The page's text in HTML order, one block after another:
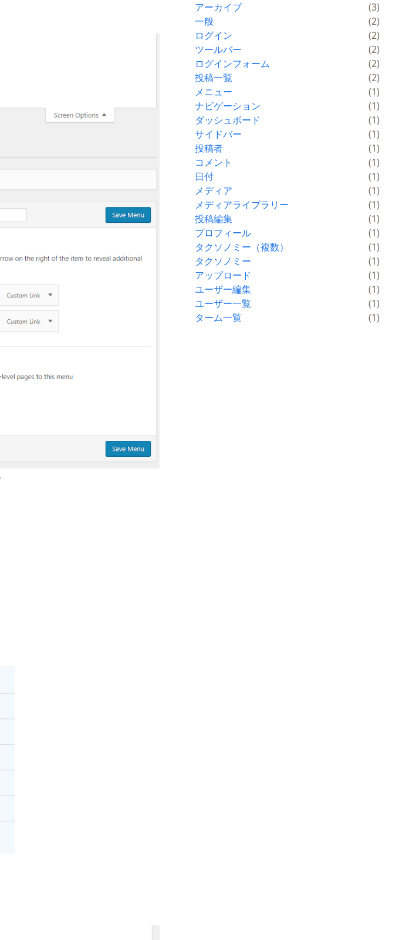
アーカイブ
(3)
一般
(2)
ログイン
(2)
ツールバー
(2)
ログインフォーム
(2)
投稿一覧
(2)
メニュー
(1)
ナビゲーション
(1)
ダッシュボード
(1)
サイドバー
(1)
投稿者
(1)
コメント
(1)
日付
(1)
メディア
(1)
メディアライブラリー
(1)
投稿編集
(1)
プロフィール
(1)
タクソノミー（複数）
(1)
タクソノミー
(1)
アップロード
(1)
ユーザー編集
(1)
ユーザー一覧
(1)
ターム一覧
(1)